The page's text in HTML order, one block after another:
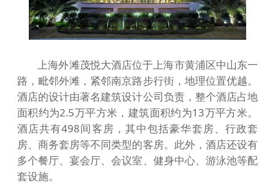
上海外滩茂悦大酒店位于上海市黄浦区中山东一
路，毗邻外滩，紧邻南京路步行街，地理位置优越。
酒店的设计由著名建筑设计公司负责，整个酒店占地
面积约为2.5万平方米，建筑面积约为13万平方米。
酒店共有498间客房，其中包括豪华套房、行政套
房、商务套房等不同类型的客房。此外，酒店还设有
多个餐厅、宴会厅、会议室、健身中心、游泳池等配
套设施。